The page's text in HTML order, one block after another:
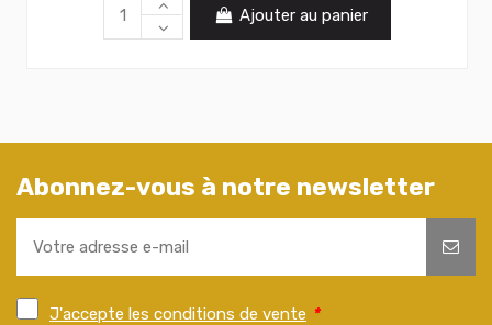
Ajouter au panier
Abonnez-vous à notre newsletter
J'accepte les conditions de vente *